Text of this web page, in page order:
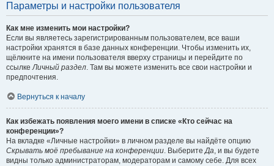
Параметры и настройки пользователя
Как мне изменить мои настройки?
Если вы являетесь зарегистрированным пользователем, все ваши
настройки хранятся в базе данных конференции. Чтобы изменить их,
щёлкните на имени пользователя вверху страницы и перейдите по
ссылкеЛичный раздел. Там вы можете изменить все свои настройки и
предпочтения.
Вернуться к началу
Как избежать появления моего имени в списке «Кто сейчас на
конференции»?
На вкладке «Личные настройки» в личном разделе вы найдёте опцию
Скрывать моё пребывание на конференции. ВыберитеДа, и вы будете
видны только администраторам, модераторам и самому себе. Для всех